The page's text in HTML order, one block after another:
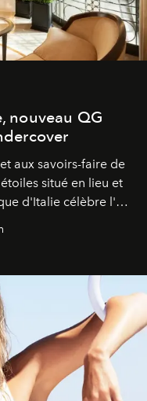
nouveau QG
aux savoirs-faire de
situé en lieu et
d'Italie célèbre l'art
intemporelle.